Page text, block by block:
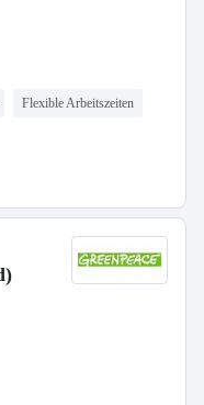
Flexible Arbeitszeiten